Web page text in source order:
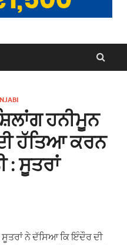
ਹਨੀਮੂਨ
ਹੱਤਿਆ ਕਰਨ
: ਸੂਤਰਾਂ
ਨੇ ਦੱਸਿਆ ਕਿ ਇੰਦੌਰ ਦੀ